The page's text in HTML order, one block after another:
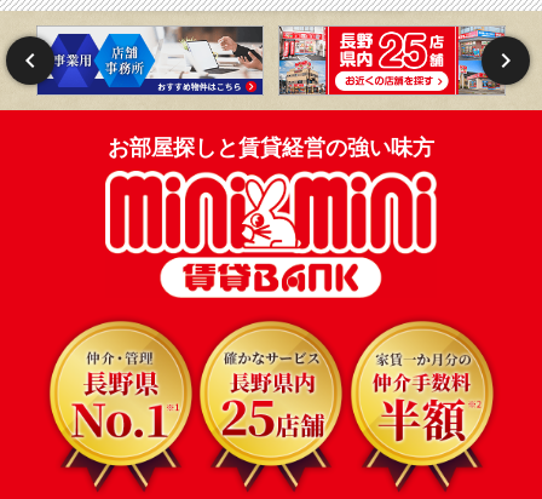
お部屋探しと賃貸経営の強い味方